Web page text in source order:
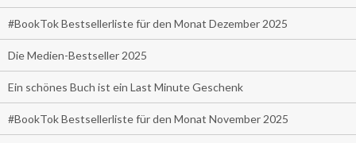
#BookTok Bestsellerliste für den Monat Dezember 2025
Die Medien-Bestseller 2025
Ein schönes Buch ist ein Last Minute Geschenk
#BookTok Bestsellerliste für den Monat November 2025